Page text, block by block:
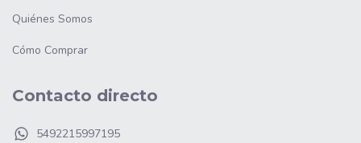
Quiénes Somos
Cómo Comprar
Contacto directo
5492215997195